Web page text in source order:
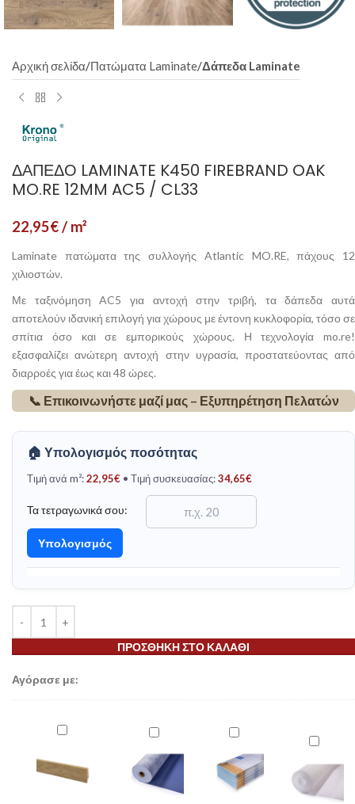
Αρχική σελίδα Πατώματα Laminate Δάπεδα Laminate
ΔΆΠΕΔΟ LAMINATE K450 FIREBRAND OAK
MO.RE 12MM AC5 / CL33
22,95€/ m²
Laminate πατώματα της συλλογής Atlantic MO.RE, πάχους 12
χιλιοστών.
Με ταξινόμηση AC5 για αντοχή στην τριβή, τα δάπεδα αυτά
αποτελούν ιδανική επιλογή για χώρους με έντονη κυκλοφορία, τόσο σε
σπίτια όσο και σε εμπορικούς χώρους. Η τεχνολογία mo.re!
εξασφαλίζει ανώτερη αντοχή στην υγρασία, προστατεύοντας από
διαρροές για έως και 48 ώρες.
📞 Επικοινωνήστε μαζί μας – Εξυπηρέτηση Πελατών
🏠 Υπολογισμός ποσότητας
Τιμή ανά m²:22,95€ • Τιμή συσκευασίας:34,65€
Τα τετραγωνικά σου:
Υπολογισμός
ΠΡΟΣΘΉΚΗ ΣΤΟ ΚΑΛΆΘΙ
Αγόρασε με:
Z081
Σοβατεπί
Δαπέδου
Μονωτικό
Insulation
Underlay
Μονωτικό
Insulation
Underlay
Underlay